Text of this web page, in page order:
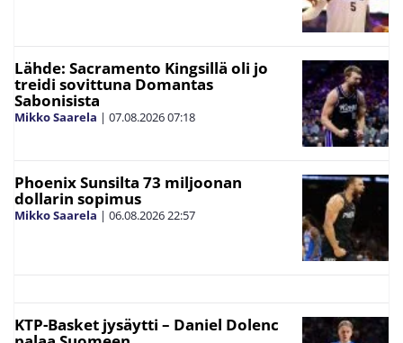
Lähde: Sacramento Kingsillä oli jo
treidi sovittuna Domantas
Sabonisista
Mikko Saarela | 07.08.202607:18
Phoenix Sunsilta 73 miljoonan
dollarin sopimus
Mikko Saarela | 06.08.202622:57
KTP-Basket jysäytti – Daniel Dolenc